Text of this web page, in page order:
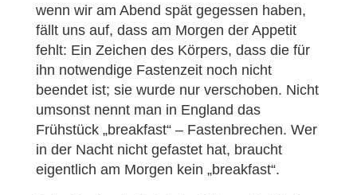
wenn wir am Abend spät gegessen haben,
fällt uns auf, dass am Morgen der Appetit
fehlt: Ein Zeichen des Körpers, dass die für
ihn notwendige Fastenzeit noch nicht
beendet ist; sie wurde nur verschoben. Nicht
umsonst nennt man in England das
Frühstück „breakfast“ – Fastenbrechen. Wer
in der Nacht nicht gefastet hat, braucht
eigentlich am Morgen kein „breakfast“.